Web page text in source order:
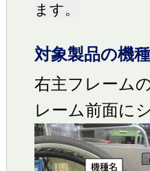
ます。
対象製品の機
右主フレーム
レーム前面に